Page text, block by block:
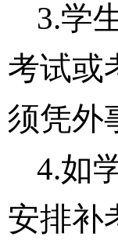
3.学
考试或
须凭外
4.如
安排补